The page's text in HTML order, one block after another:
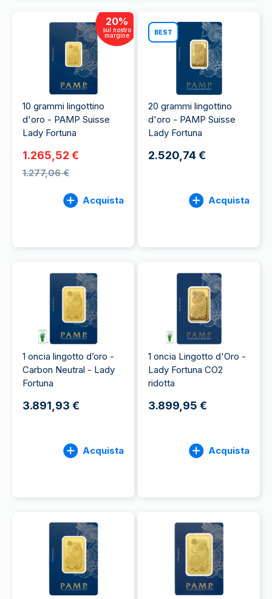
20%
sul nostro
margine
10 grammi lingottino
d'oro - PAMP Suisse
Lady Fortuna
1.265,52 €
1.277,06 €
Acquista
BEST
20 grammi lingottino
d'oro - PAMP Suisse
Lady Fortuna
2.520,74 €
Acquista
1 oncia lingotto d’oro -
Carbon Neutral - Lady
Fortuna
3.891,93 €
Acquista
1 oncia Lingotto d'Oro -
Lady Fortuna CO2
ridotta
3.899,95 €
Acquista